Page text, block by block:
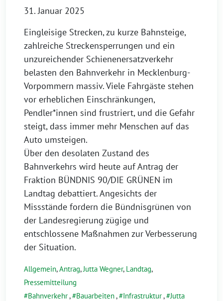
31. Januar 2025
Eingleisige Strecken, zu kurze Bahnsteige,
zahlreiche Streckensperrungen und ein
unzureichender Schienenersatzverkehr
belasten den Bahnverkehr in Mecklenburg-
Vorpommern massiv. Viele Fahrgäste stehen
vor erheblichen Einschränkungen,
Pendler*innen sind frustriert, und die Gefahr
steigt, dass immer mehr Menschen auf das
Auto umsteigen.
Über den desolaten Zustand des
Bahnverkehrs wird heute auf Antrag der
Fraktion BÜNDNIS 90/DIE GRÜNEN im
Landtag debattiert. Angesichts der
Missstände fordern die Bündnisgrünen von
der Landesregierung zügige und
entschlossene Maßnahmen zur Verbesserung
der Situation.
Allgemein,Antrag,Jutta Wegner, Landtag,
Pressemitteilung
Bahnverkehr, Bauarbeiten, Infrastruktur, Jutta